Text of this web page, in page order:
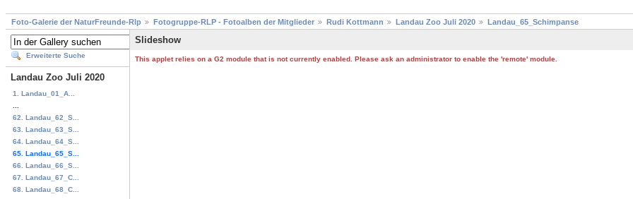
Foto-Galerie der NaturFreunde-Rlp Fotogruppe-RLP - Fotoalben der Mitglieder Rudi Kottmann Landau Zoo Juli 2020 Landau_65_Schimpanse
Erweiterte Suche
Landau Zoo Juli 2020
1. Landau_01_A...
62. Landau_62_S...
63. Landau_63_S...
64. Landau_64_S...
65. Landau_65_S...
66. Landau_66_S...
67. Landau_67_C...
68. Landau_68_C...
Slideshow
This applet relies on a G2 module that is not currently enabled. Please ask an administrator to enable the 'remote' module.